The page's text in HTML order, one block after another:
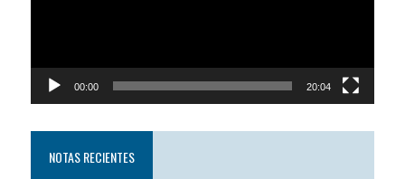
00:00 20:04
NOTAS RECIENTES